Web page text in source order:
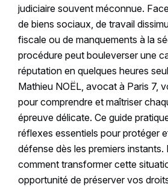
judiciaire souvent méconnue.
de biens sociaux, de travail
fiscale ou de manquements à la
procédure peut bouleverser une
réputation en quelques heures
Mathieu NOËL, avocat à Paris 7,
pour comprendre et maîtriser
épreuve délicate. Ce guide
réflexes essentiels pour protéger
défense dès les premiers
comment transformer cette
opportunité de préserver vos